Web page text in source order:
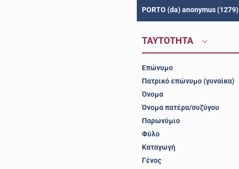
PORTO (da) anonymus (1279)
ΤΑΥΤΟΤΗΤΑ
Επώνυμο
Πατρικό επώνυμο (γυναίκα)
Όνομα
Όνομα πατέρα/συζύγου
Παρωνύμιο
Φύλο
Καταγωγή
Γένος